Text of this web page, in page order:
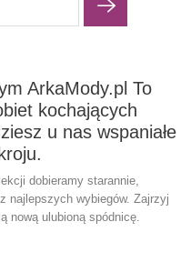
ArkaMody.pl To
kochających
u nas wspaniałe
dobieramy starannie,
najlepszych wybiegów. Zajrzyj
nową ulubioną spódnicę.